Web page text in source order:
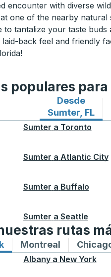
encounter with diverse
one of the nearby
tantalize your taste
back feel and friendly
populares
Desde
Sumter, FL
Rutas de
Sumter a Toronto
Sumter a Atlantic City
Sumter a Buffalo
Sumter a Seattle
rutas
Rutas de autobuses
Montreal Rutas de
Albany a New York